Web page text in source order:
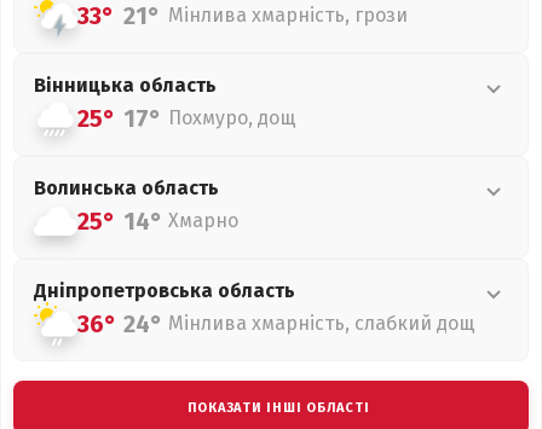
33° 21° Мінлива хмарність, грози
Вінницька область
25° 17° Похмуро, дощ
Волинська область
25° 14° Хмарно
Дніпропетровська область
36° 24° Мінлива хмарність, слабкий дощ
ПОКАЗАТИ ІНШІ ОБЛАСТІ